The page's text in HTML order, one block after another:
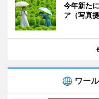
今年新た
ア（写真
ワー